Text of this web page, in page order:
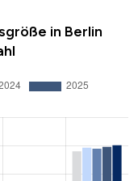
in Berlin